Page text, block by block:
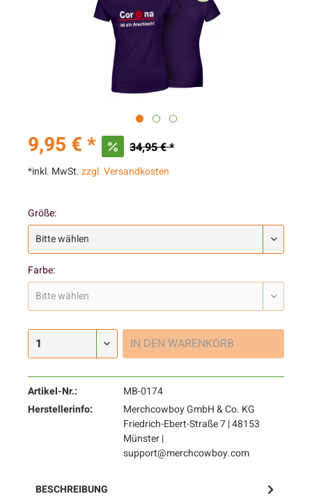
9,95 € * 34,95 € *
*inkl. MwSt.zzgl. Versandkosten
Größe:
Farbe:
IN DEN WARENKORB
Artikel-Nr.:
MB-0174
Herstellerinfo:
Merchcowboy GmbH & Co. KG
Friedrich-Ebert-Straße 7 | 48153
Münster |
support@merchcowboy.com
BESCHREIBUNG